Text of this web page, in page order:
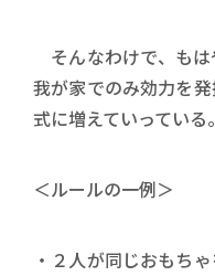
そんなわけで、もは
我が家でのみ効力を
式に増えていっている。
＜ルールの一例＞
・２人が同じおもち